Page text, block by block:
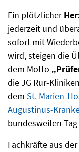
Ein plötzlicher
jederzeit und
sofort mit
wird, steigen die
dem Motto
die JG Rur-
dem St. Marien-
Augustinus-
bundesweiten
Fachkräfte aus